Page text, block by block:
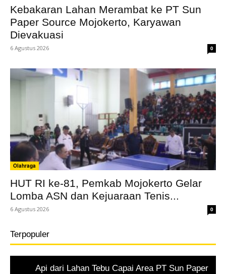
Kebakaran Lahan Merambat ke PT Sun
Paper Source Mojokerto, Karyawan
Dievakuasi
6 Agustus 2026 0
Olahraga
HUT RI ke-81, Pemkab Mojokerto Gelar
Lomba ASN dan Kejuaraan Tenis...
6 Agustus 2026 0
Terpopuler
Api dari Lahan Tebu Capai Area PT Sun Paper